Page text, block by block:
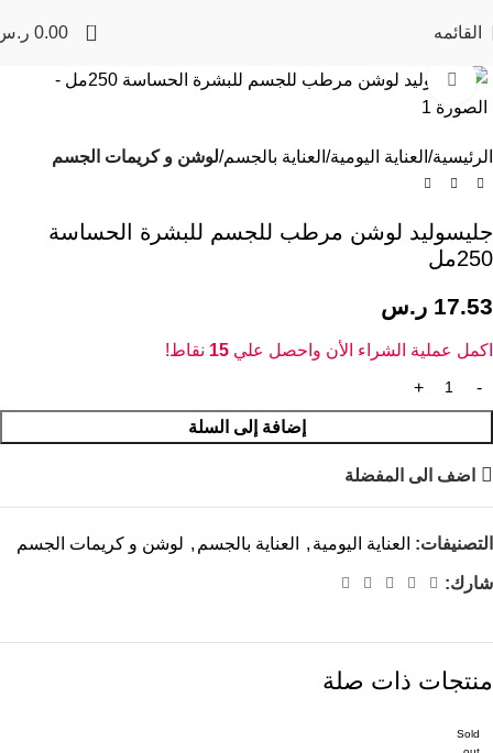
القائمه 0
0.00
Click to enlarge
الرئيسية العناية اليومية العناية بالجسم لوشن و كريمات الجسم
جليسوليد لوشن مرطب للجسم للبشرة الحساسة
250مل
17.53 ر.س
اكمل عملية الشراء الأن واحصل علي 15 نقاط!
إضافة إلى السلة
اضف الى المفضلة
التصنيفات: العناية اليومية , العناية بالجسم , لوشن و كريمات الجسم
شارك:
منتجات ذات صلة
Sold